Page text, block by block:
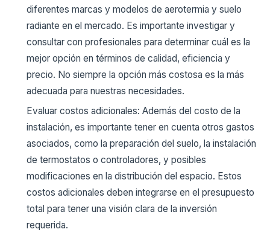
diferentes marcas y modelos de aerotermia y suelo
radiante en el mercado. Es importante investigar y
consultar con profesionales para determinar cuál es la
mejor opción en términos de calidad, eficiencia y
precio. No siempre la opción más costosa es la más
adecuada para nuestras necesidades.
Evaluar costos adicionales: Además del costo de la
instalación, es importante tener en cuenta otros gastos
asociados, como la preparación del suelo, la instalación
de termostatos o controladores, y posibles
modificaciones en la distribución del espacio. Estos
costos adicionales deben integrarse en el presupuesto
total para tener una visión clara de la inversión
requerida.